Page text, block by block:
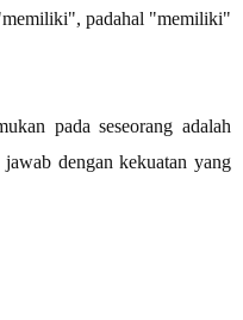
padahal "memiliki"
pada seseorang adalah
dengan kekuatan yang